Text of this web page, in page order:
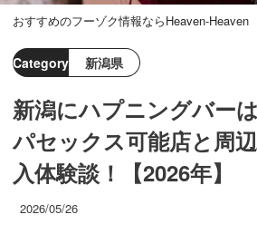
おすすめのフーゾク情報ならHeaven-Heaven
Category 新潟県
新潟にハプニングバー
パセックス可能店と周
入体験談！【2026年】
2026/05/26